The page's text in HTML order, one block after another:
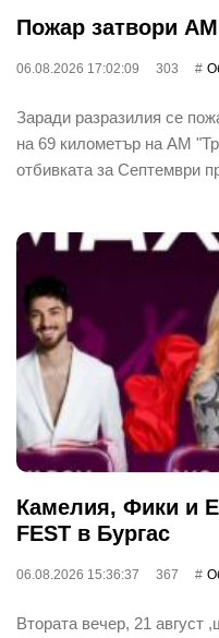
Пожар затвори
06.08.2026 17:02:09 303
Заради разразилия се
на 69 километър на АМ
отбивката за Септември
Камелия, Фики и
FEST в Бургас
06.08.2026 15:36:37 367
Втората вечер, 21 август